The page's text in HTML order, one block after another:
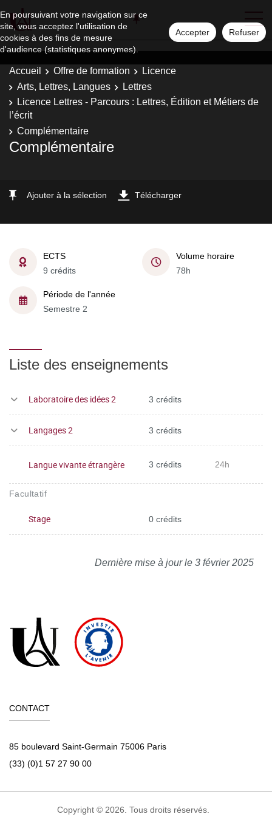
En poursuivant votre navigation sur ce
site, vous acceptez l'utilisation de
cookies à des fins de mesure
d'audience (statistiques anonymes).
Accepter Refuser
Accueil Offre de formation
Licence
Arts, Lettres, Langues
Lettres
Licence Lettres - Parcours : Lettres, Édition et Métiers de
l’écrit
Complémentaire
Complémentaire
Ajouter à la sélection Télécharger
ECTS
9 crédits
Volume horaire
78h
Période de l'année
Semestre 2
Liste des enseignements
Laboratoire des idées 2 3 crédits
Langages 2 3 crédits
Langue vivante étrangère 3 crédits 24h
Facultatif
Stage 0 crédits
Dernière mise à jour le 3 février 2025
CONTACT
85 boulevard Saint-Germain 75006 Paris
(33) (0)1 57 27 90 00
Copyright © 2026. Tous droits réservés.